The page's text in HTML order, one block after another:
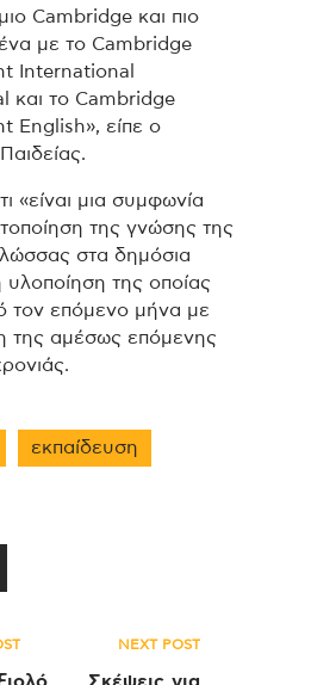
Cambridge και πιο
με το Cambridge
International
και το Cambridge
English», είπε ο
«είναι μια συμφωνία
της γνώσης της
στα δημόσια
υλοποίηση της οποίας
τον επόμενο μήνα με
της αμέσως επόμενης
εκπαίδευση
NEXT POST